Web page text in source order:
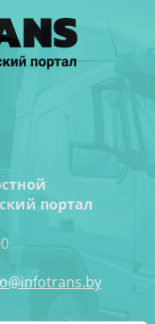
портал